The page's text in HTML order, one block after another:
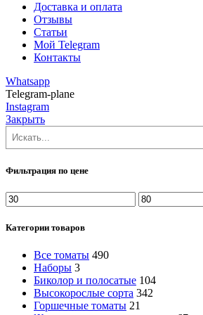
Доставка и оплата
Отзывы
Статьи
Мой Telegram
Контакты
Whatsapp
Telegram-plane
Instagram
Закрыть
Поиск
Фильтрация по цене
Минимальная
цена
Максимальная
цена
Категории товаров
Все томаты 490
Наборы 3
Биколор и полосатые 104
Высокорослые сорта 342
Горшечные томаты 21